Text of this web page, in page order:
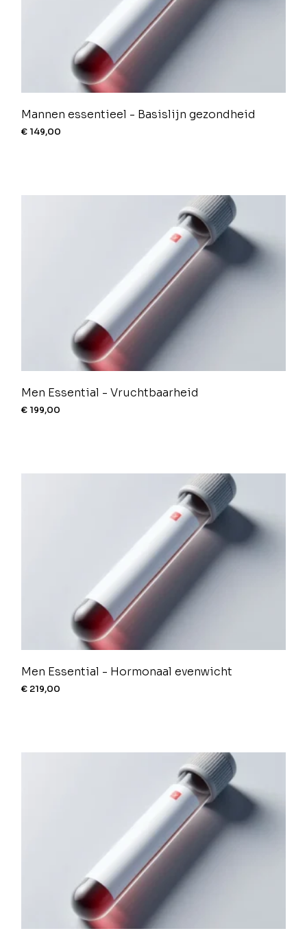
Mannen essentieel - Basislijn gezondheid
€ 149,00
Men Essential - Vruchtbaarheid
€ 199,00
Men Essential - Hormonaal evenwicht
€ 219,00